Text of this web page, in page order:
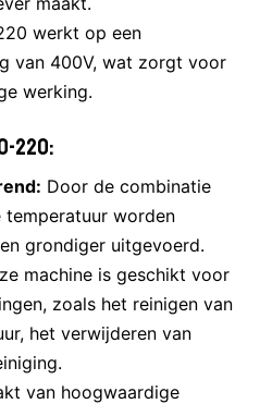
werkt op een
van 400V, wat zorgt voor
werking.
220:
Door de combinatie
temperatuur worden
grondiger uitgevoerd.
machine is geschikt voor
zoals het reinigen van
het verwijderen van
van hoogwaardige